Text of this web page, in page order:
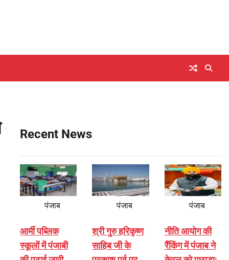
Recent News
पंजाब
आर्मी पब्लिक
स्कूलों में पंजाबी
पंजाब
श्री गुरु हरिकृष्ण
साहिब जी के
पंजाब
नीति आयोग की
रैंकिंग में पंजाब ने